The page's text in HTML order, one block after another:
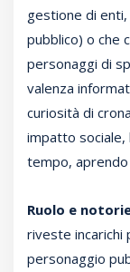
gestione di enti,
pubblico) o che
personaggi di
valenza
curiosità di
impatto sociale,
tempo, aprendo
Ruolo e
riveste incarichi
personaggio